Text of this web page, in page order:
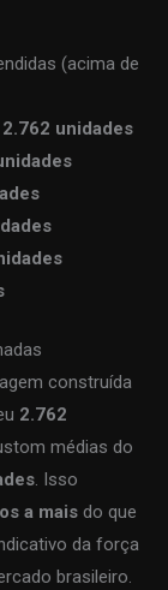
(acima de
2.762 unidades
construída
2.762
médias do
. Isso
a mais do que
da força
brasileiro.